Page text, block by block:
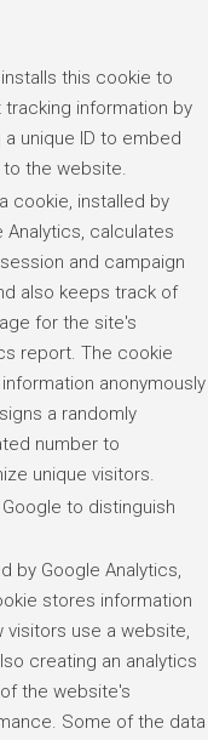
this cookie to
information by
a unique ID to embed
the website.
cookie, installed by
Analytics, calculates
and campaign
also keeps track of
for the site's
report. The cookie
anonymously
a randomly
number to
unique visitors.
to distinguish
by Google Analytics,
stores information
visitors use a website,
creating an analytics
the website's
Some of the data